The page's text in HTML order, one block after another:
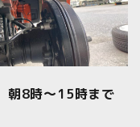
朝8時〜15時まで